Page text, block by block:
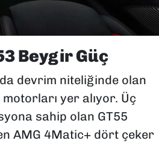
Beygir Güç
devrim niteliğinde olan
yer alıyor. Üç
sahip olan GT55
AMG 4Matic+ dört çeker